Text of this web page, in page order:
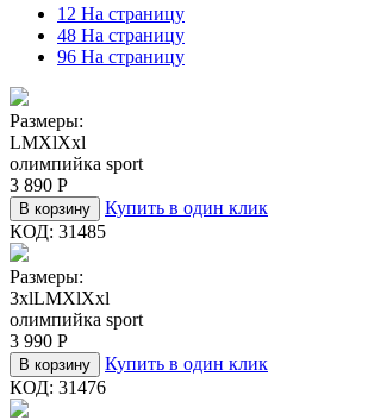
12 На страницу
48 На страницу
96 На страницу
Размеры:
LMXlXxl
олимпийка sport
3 890 Р
В корзину
Купить в один клик
КОД: 31485
Размеры:
3xlLMXlXxl
олимпийка sport
3 990 Р
В корзину
Купить в один клик
КОД: 31476